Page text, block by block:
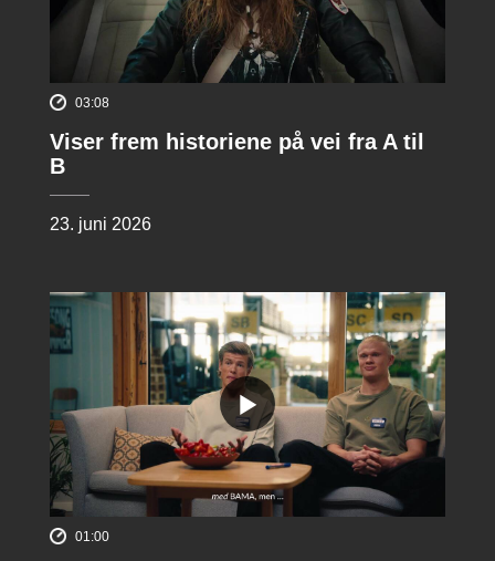
03:08
Viser frem historiene på vei fra A til
B
23. juni 2026
01:00